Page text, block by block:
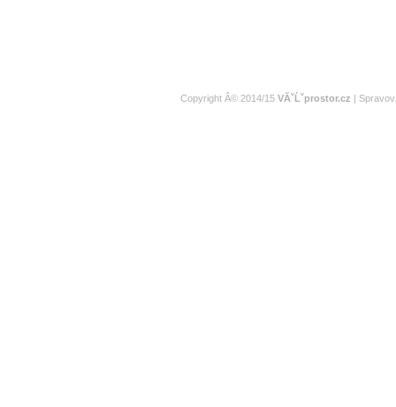
Copyright Â© 2014/15 VĂˇĹˇprostor.cz |